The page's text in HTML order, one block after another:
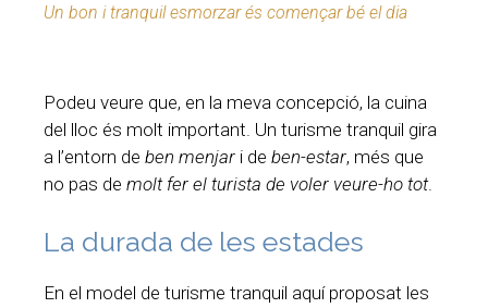
Un bon i tranquil esmorzar és començar bé el dia
Podeu veure que, en la meva concepció, la cuina
del lloc és molt important. Un turisme tranquil gira
a l’entorn de ben menjar i de ben-estar, més que
no pas de molt fer el turista de voler veure-ho tot.
La durada de les estades
En el model de turisme tranquil aquí proposat les